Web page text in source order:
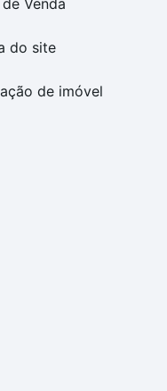
Venda
do site
de imóvel